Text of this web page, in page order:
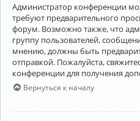
Администратор конференции
требуют предварительного
форум. Возможно также, что
группу пользователей,
мнению, должны быть
отправкой. Пожалуйста,
конференции для получения
Вернуться к началу